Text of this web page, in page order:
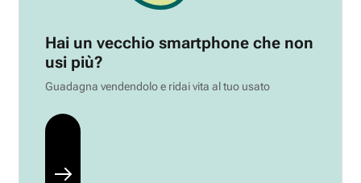
Hai un vecchio smartphone che non
usi più?
Guadagna vendendolo e ridai vita al tuo usato